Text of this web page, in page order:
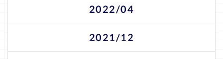
2022/04
2021/12